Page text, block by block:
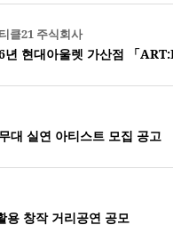
클21 주식회사
년 현대아울렛 가산점 「
대 실연 아티스트 모집 공고
용 창작 거리공연 공모